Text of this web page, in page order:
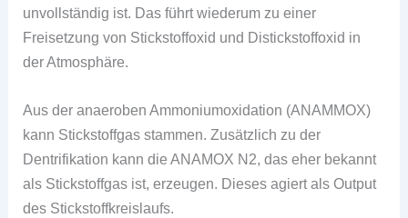
unvollständig ist. Das führt wiederum zu einer
Freisetzung von Stickstoffoxid und Distickstoffoxid in
der Atmosphäre.
Aus der anaeroben Ammoniumoxidation (ANAMMOX)
kann Stickstoffgas stammen. Zusätzlich zu der
Dentrifikation kann die ANAMOX N2, das eher bekannt
als Stickstoffgas ist, erzeugen. Dieses agiert als Output
des Stickstoffkreislaufs.